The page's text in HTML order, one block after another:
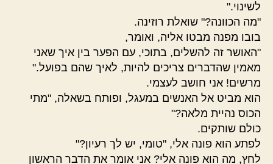
לשינוי."
"מה הכוונה?" שואלת רוזינה.
בובו מפנה מבטו אליה, ואומר,
"האושר זה להשלים, בתוכי, עם הפער בין איך שאני
מאמין שהדברים צריכים להיות, לאיך שהם בפועל."
מרשים! אני חושב לעצמי.
הוא מביט אל האנשים במעגל, ופותח בשאלה, "מתי
הכוס נהיית מלאה?"
כולם שותקים.
לפתע הוא פונה אלי, "טומי, יש לך רעיון?"
לחץ, מה הוא פונה אלי? אני אומר את הדבר הראשון